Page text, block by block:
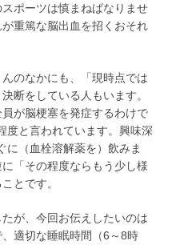
ポーツは慎まねばなりませ
重篤な脳出血を招くおそれ
のなかにも、「現時点では
断をしている人もいます。
が脳梗塞を発症するわけで
度と言われています。興味深
に（血栓溶解薬を）飲みま
「その程度ならもう少し様
とです。
が、今回お伝えしたいのは
、適切な睡眠時間（6～8時